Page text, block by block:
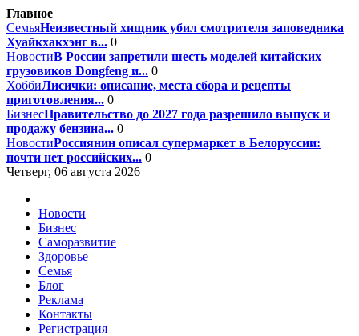
Главное
СемьяНеизвестный хищник убил смотрителя заповедника
Хуайкхакхэнг в... 0
НовостиВ России запретили шесть моделей китайских
грузовиков Dongfeng и... 0
ХоббиЛисички: описание, места сбора и рецепты
приготовления... 0
БизнесПравительство до 2027 года разрешило выпуск и
продажу бензина... 0
НовостиРоссиянин описал супермаркет в Белоруссии:
почти нет российских... 0
Четверг, 06 августа 2026
Новости
Бизнес
Саморазвитие
Здоровье
Семья
Блог
Реклама
Контакты
Регистрация